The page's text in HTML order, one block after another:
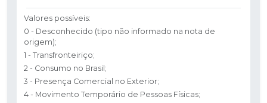
Valores possíveis:
0 - Desconhecido (tipo não informado na nota de
origem);
1 - Transfronteiriço;
2 - Consumo no Brasil;
3 - Presença Comercial no Exterior;
4 - Movimento Temporário de Pessoas Físicas;